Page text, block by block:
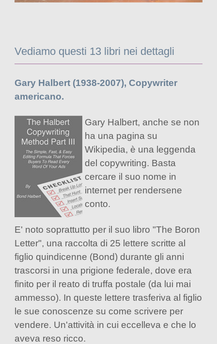
Vediamo questi 13 libri nei dettagli
Gary Halbert (1938-2007), Copywriter
americano.
Gary Halbert, anche se non
ha una pagina su
Wikipedia, è una leggenda
del copywriting. Basta
cercare il suo nome in
internet per rendersene
conto.
E' noto soprattutto per il suo libro "The Boron
Letter", una raccolta di 25 lettere scritte al
figlio quindicenne (Bond) durante gli anni
trascorsi in una prigione federale, dove era
finito per il reato di truffa postale (da lui mai
ammesso). In queste lettere trasferiva al figlio
le sue conoscenze su come scrivere per
vendere. Un'attività in cui eccelleva e che lo
aveva reso ricco.